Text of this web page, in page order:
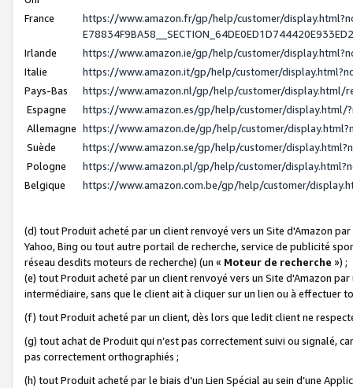
France
https://www.amazon.fr/gp/help/customer/
Irlande
https://www.amazon.ie/gp/help/customer/
Italie
https://www.amazon.it/gp/help/customer/
Pays-Bas
https://www.amazon.nl/gp/help/customer/display.html/
Espagne
https://www.amazon.es/gp/help/customer/display.html/
Allemagne https://www.amazon.de/gp/help/customer/
Suède
https://www.amazon.se/gp/help/customer/
Pologne
https://www.amazon.pl/gp/help/customer/
Belgique
https://www.amazon.com.be/gp/help/customer/
(d) tout Produit acheté par un client renvoyé vers un Site d'Amazon
Yahoo, Bing ou tout autre portail de recherche, service de publicité
réseau desdits moteurs de recherche) (un « Moteur de recherche ») ;
(e) tout Produit acheté par un client renvoyé vers un Site d'Amazon
intermédiaire, sans que le client ait à cliquer sur un lien ou à
(f) tout Produit acheté par un client, dès lors que ledit client ne
(g) tout achat de Produit qui n’est pas correctement suivi ou signalé,
pas correctement orthographiés ;
(h) tout Produit acheté par le biais d’un Lien Spécial au sein d’une